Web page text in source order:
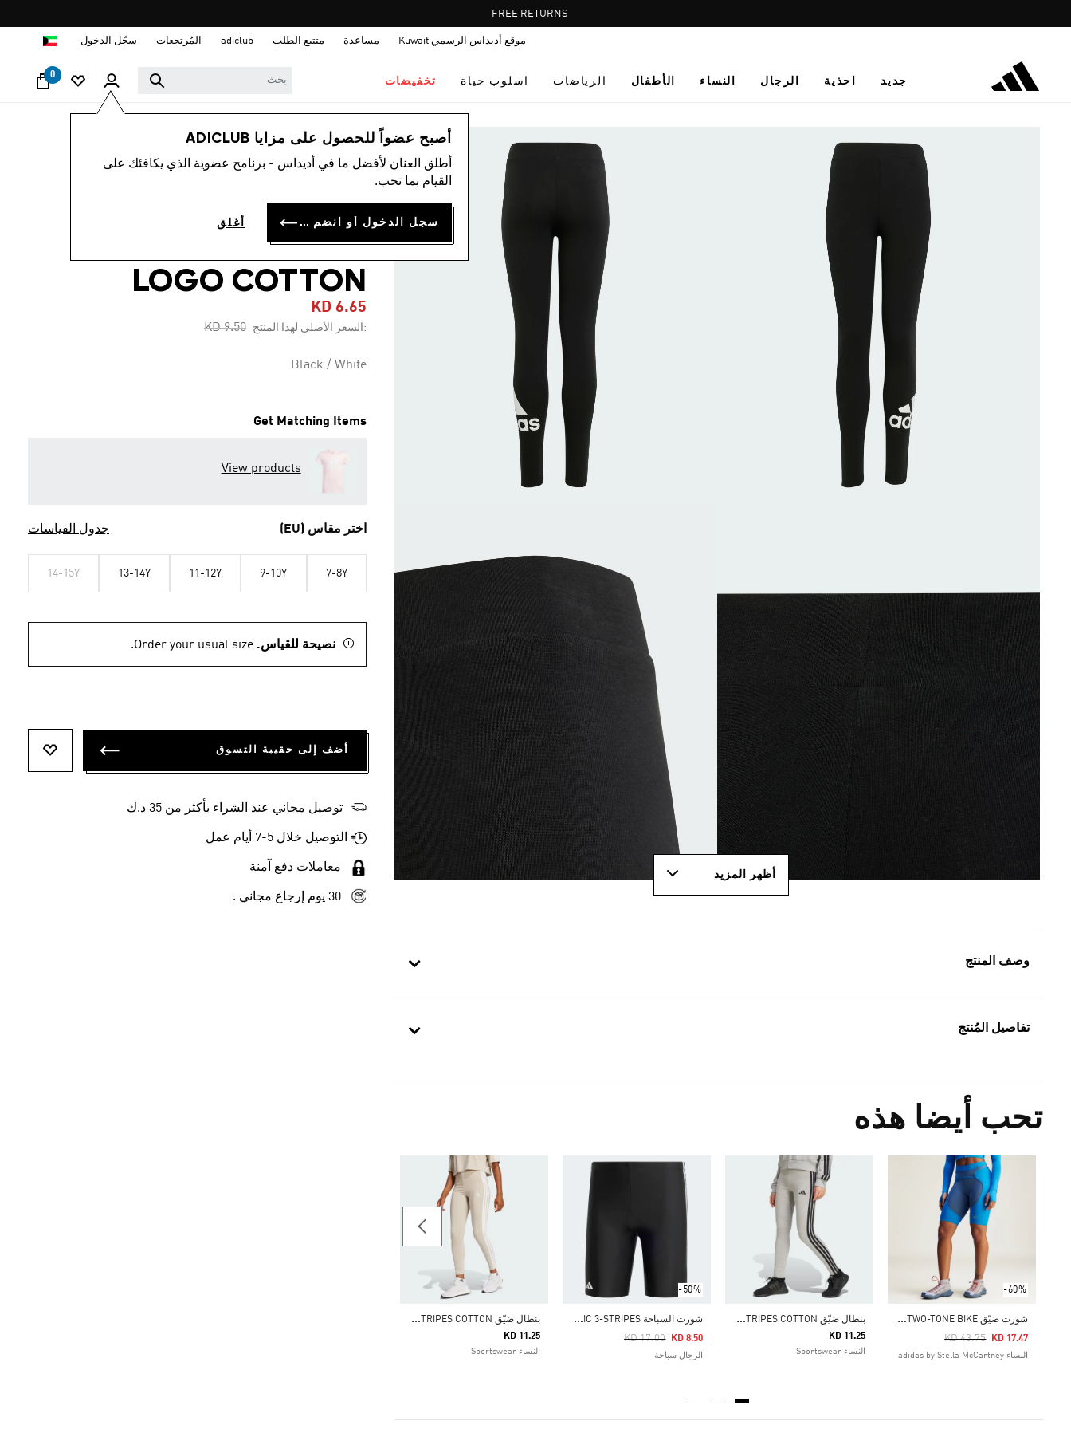
Pause
promotion
FREE RETURNS
موقع أديداس الرسمي Kuwait مساعدة متتبع الطلب adiclub المُرتجعات سجّل الدخول
جديد احذية الرجال النساء الأطفال الرياضات اسلوب حياة تخفيضات
0
أصبح عضواً للحصول على مزايا ADICLUB
أطلق العنان لأفضل ما في أديداس - برنامج عضوية الذي يكافئك على
القيام بما تحب.
سجل الدخول أو انضم الآن أغلق
أظهر المزيد
وصف المنتج
تفاصيل المُنتج
تحب أيضا هذه
-60%
ش
ورت ضيّق ADIDAS BY STELLA MCCARTNEY TWO-TONE BIKE
Price Reduced From
KD 43.75
To KD 17.47
النساء adidas by Stella McCartney
ب
نطال ضيّق ESSENTIALS 3-STRIPES COTTON
KD 11.25
النساء Sportswear
-50%
ش
ورت السباحة CLASSIC 3-STRIPES
Price Reduced From
KD 17.00
To KD 8.50
الرجال سباحة
ب
نطال ضيّق ESSENTIALS 3-STRIPES COTTON
KD 11.25
النساء Sportswear
الأطفال الملابس
بنطال ضيّق
ESSENTIALS BIG
LOGO COTTON
KD 6.65
:السعر الأصلي لهذا المنتج Price reduced from
KD 9.50
to
Black / White
Get Matching Items
View products
اختر مقاس (EU) جدول القياسات
7-8Y
9-10Y
11-12Y
13-14Y
14-15Y
نصيحة للقياس.Order your usual size.
أضف إلى حقيبة التسوق
توصيل مجاني عند الشراء بأكثر من 35 د.ك
التوصيل خلال 5-7 أيام عمل
معاملات دفع آمنة
30 يوم إرجاع مجاني .